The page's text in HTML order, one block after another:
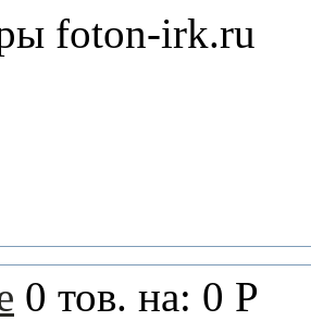
foton-irk.ru
0 тов. на: 0 Р